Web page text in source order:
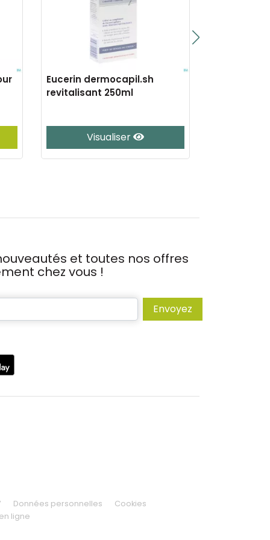
Eucerin dermocapil.sh
revitalisant 250ml
Visualiser
et toutes nos offres
chez vous !
Envoyez
Données personnelles
Cookies
ligne